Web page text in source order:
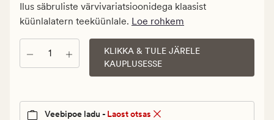
12
Ilus säbruliste värvivariatsioonidega klaasist
küünlalatern teeküünlale. Loe rohkem
Kogus
KLIKKA & TULE JÄRELE
KAUPLUSESSE
Veebipoe ladu - Laost otsas